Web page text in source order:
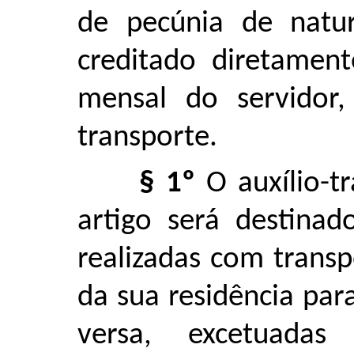
de pecúnia de
creditado
mensal do
transporte.
§ 1º O auxílio-
artigo será
realizadas com
da sua residência
versa,